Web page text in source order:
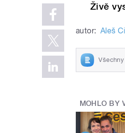
Živě
autor: Aleš
MOHLO BY